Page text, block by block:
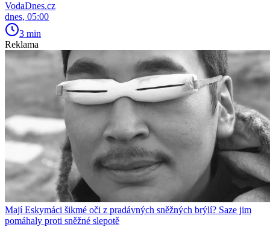
VodaDnes.cz
dnes, 05:00
3 min
Reklama
Mají Eskymáci šikmé oči z pradávných sněžných brýlí? Saze jim
pomáhaly proti sněžné slepotě